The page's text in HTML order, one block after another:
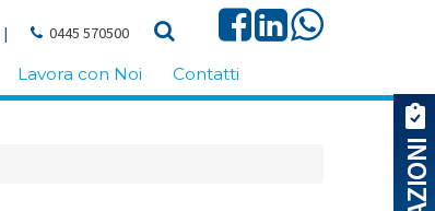
| 0445 570500
Lavora con Noi Contatti